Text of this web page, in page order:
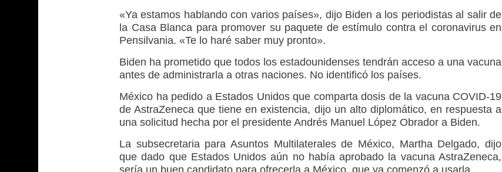
«Ya estamos hablando con varios países», dijo Biden a los periodistas al salir de
la Casa Blanca para promover su paquete de estímulo contra el coronavirus en
Pensilvania. «Te lo haré saber muy pronto».
Biden ha prometido que todos los estadounidenses tendrán acceso a una vacuna
antes de administrarla a otras naciones. No identificó los países.
México ha pedido a Estados Unidos que comparta dosis de la vacuna COVID-19
de AstraZeneca que tiene en existencia, dijo un alto diplomático, en respuesta a
una solicitud hecha por el presidente Andrés Manuel López Obrador a Biden.
La subsecretaria para Asuntos Multilaterales de México, Martha Delgado, dijo
que dado que Estados Unidos aún no había aprobado la vacuna AstraZeneca,